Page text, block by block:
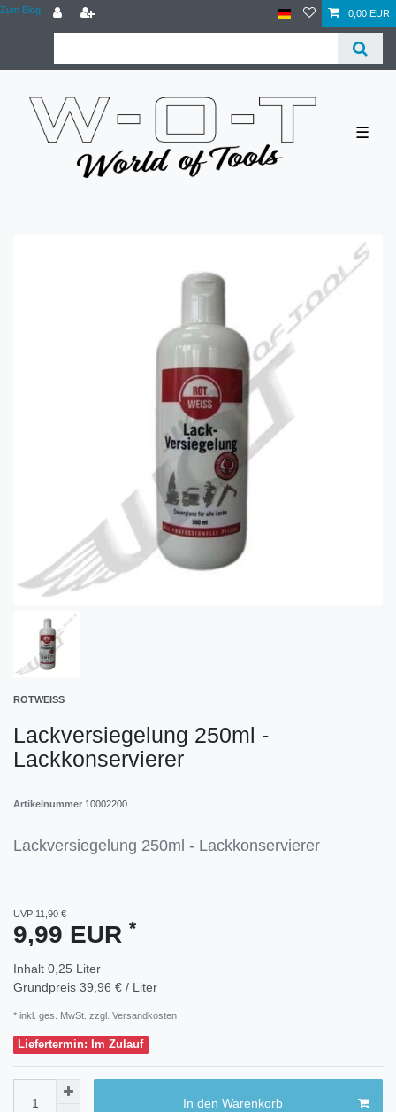
Zum Blog 0,00 EUR
☰
ROTWEISS
Lackversiegelung 250ml -
Lackkonservierer
Artikelnummer 10002200
Lackversiegelung 250ml - Lackkonservierer
UVP 11,90 €
9,99 EUR *
Inhalt 0,25 Liter
Grundpreis 39,96 € / Liter
* inkl. ges. MwSt. zzgl. Versandkosten
Liefertermin: Im Zulauf
In den Warenkorb